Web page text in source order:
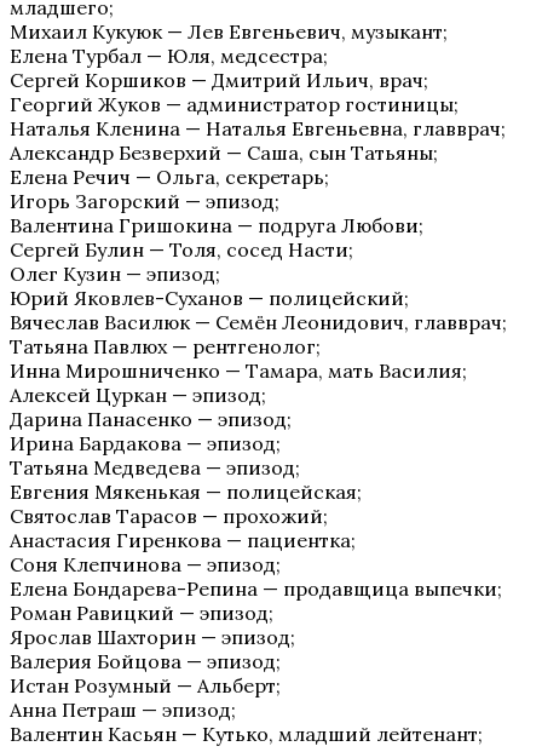
младшего;
Михаил Кукуюк — Лев Евгеньевич, музыкант;
Елена Турбал — Юля, медсестра;
Сергей Коршиков — Дмитрий Ильич, врач;
Георгий Жуков — администратор гостиницы;
Наталья Кленина — Наталья Евгеньевна, главврач;
Александр Безверхий — Саша, сын Татьяны;
Елена Речич — Ольга, секретарь;
Игорь Загорский — эпизод;
Валентина Гришокина — подруга Любови;
Сергей Булин — Толя, сосед Насти;
Олег Кузин — эпизод;
Юрий Яковлев-Суханов — полицейский;
Вячеслав Василюк — Семён Леонидович, главврач;
Татьяна Павлюх — рентгенолог;
Инна Мирошниченко — Тамара, мать Василия;
Алексей Цуркан — эпизод;
Дарина Панасенко — эпизод;
Ирина Бардакова — эпизод;
Татьяна Медведева — эпизод;
Евгения Мякенькая — полицейская;
Святослав Тарасов — прохожий;
Анастасия Гиренкова — пациентка;
Соня Клепчинова — эпизод;
Елена Бондарева-Репина — продавщица выпечки;
Роман Равицкий — эпизод;
Ярослав Шахторин — эпизод;
Валерия Бойцова — эпизод;
Истан Розумный — Альберт;
Анна Петраш — эпизод;
Валентин Касьян — Кутько, младший лейтенант;